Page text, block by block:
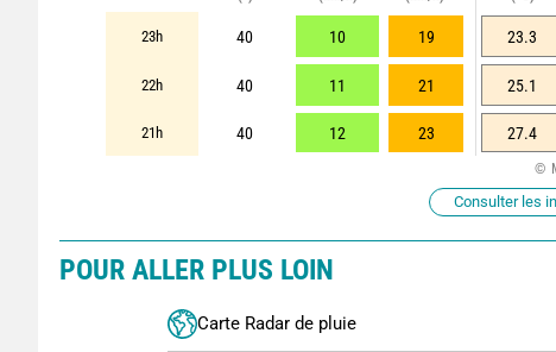
23h 40 10 19 23.3
22h 40 11 21 25.1
21h 40 12 23 27.4
Consulter les
POUR ALLER PLUS LOIN
Carte Radar de pluie